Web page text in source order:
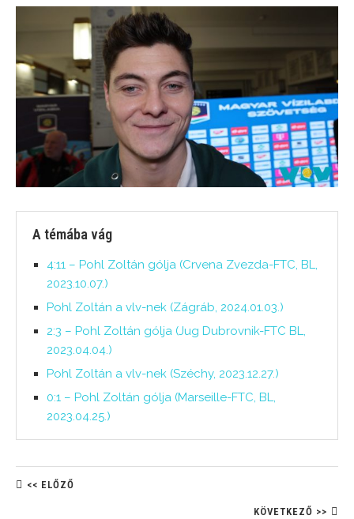
A témába vág
4:11 – Pohl Zoltán gólja (Crvena Zvezda-FTC, BL,
2023.10.07.)
Pohl Zoltán a vlv-nek (Zágráb, 2024.01.03.)
2:3 – Pohl Zoltán gólja (Jug Dubrovnik-FTC BL,
2023.04.04.)
Pohl Zoltán a vlv-nek (Széchy, 2023.12.27.)
0:1 – Pohl Zoltán gólja (Marseille-FTC, BL,
2023.04.25.)
<< ELŐZŐ
KÖVETKEZŐ >>